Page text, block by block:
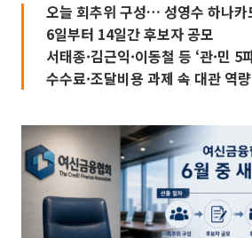
오늘 회추위 구성… 성영수 하나카
6일부터 14일간 후보자 공모
서태종·김근익·이동철 등 ‘관·민 5
수수료·조달비용 과제 속 대관 역